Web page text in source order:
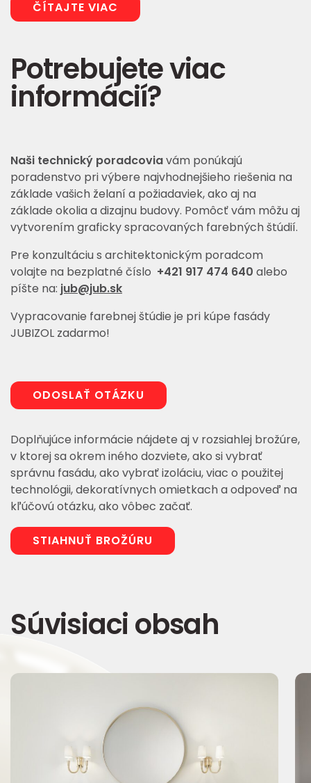
ČÍTAJTE VIAC
Potrebujete viac
informácií?
Naši technický poradcoviavám ponúkajú
poradenstvo pri výbere najvhodnejšieho riešenia na
základe vašich želaní a požiadaviek, ako aj na
základe okolia a dizajnu budovy. Pomôcť vám môžu aj
vytvorením graficky spracovaných farebných štúdií.
Pre konzultáciu s architektonickým poradcom
volajte na bezplatné číslo +421 917 474 640 alebo
píšte na: jub@jub.sk
Vypracovanie farebnej štúdie je pri kúpe fasády
JUBIZOL zadarmo!
ODOSLAŤ OTÁZKU
Doplňujúce informácie nájdete aj v rozsiahlej brožúre,
v ktorej sa okrem iného dozviete, ako si vybrať
správnu fasádu, ako vybrať izoláciu, viac o použitej
technológii, dekoratívnych omietkach a odpoveď na
kľúčovú otázku, ako vôbec začať.
STIAHNUŤ BROŽÚRU
Súvisiaci obsah